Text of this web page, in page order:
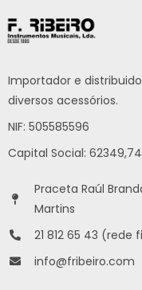
Importador e
diversos acessórios.
NIF: 505585596
Capital Social:
Praceta Raúl
Martins
21 812 65 43 (rede
info@fribeiro.com